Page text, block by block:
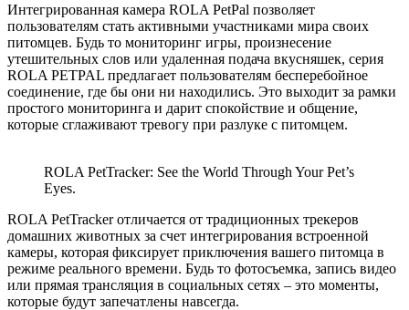
Интегрированная камера ROLA PetPal позволяет
пользователям стать активными участниками мира своих
питомцев. Будь то мониторинг игры, произнесение
утешительных слов или удаленная подача вкусняшек, серия
ROLA PETPAL предлагает пользователям бесперебойное
соединение, где бы они ни находились. Это выходит за рамки
простого мониторинга и дарит спокойствие и общение,
которые сглаживают тревогу при разлуке с питомцем.
ROLA PetTracker: See the World Through Your Pet’s
Eyes.
ROLA PetTracker отличается от традиционных трекеров
домашних животных за счет интегрирования встроенной
камеры, которая фиксирует приключения вашего питомца в
режиме реального времени. Будь то фотосъемка, запись видео
или прямая трансляция в социальных сетях – это моменты,
которые будут запечатлены навсегда.